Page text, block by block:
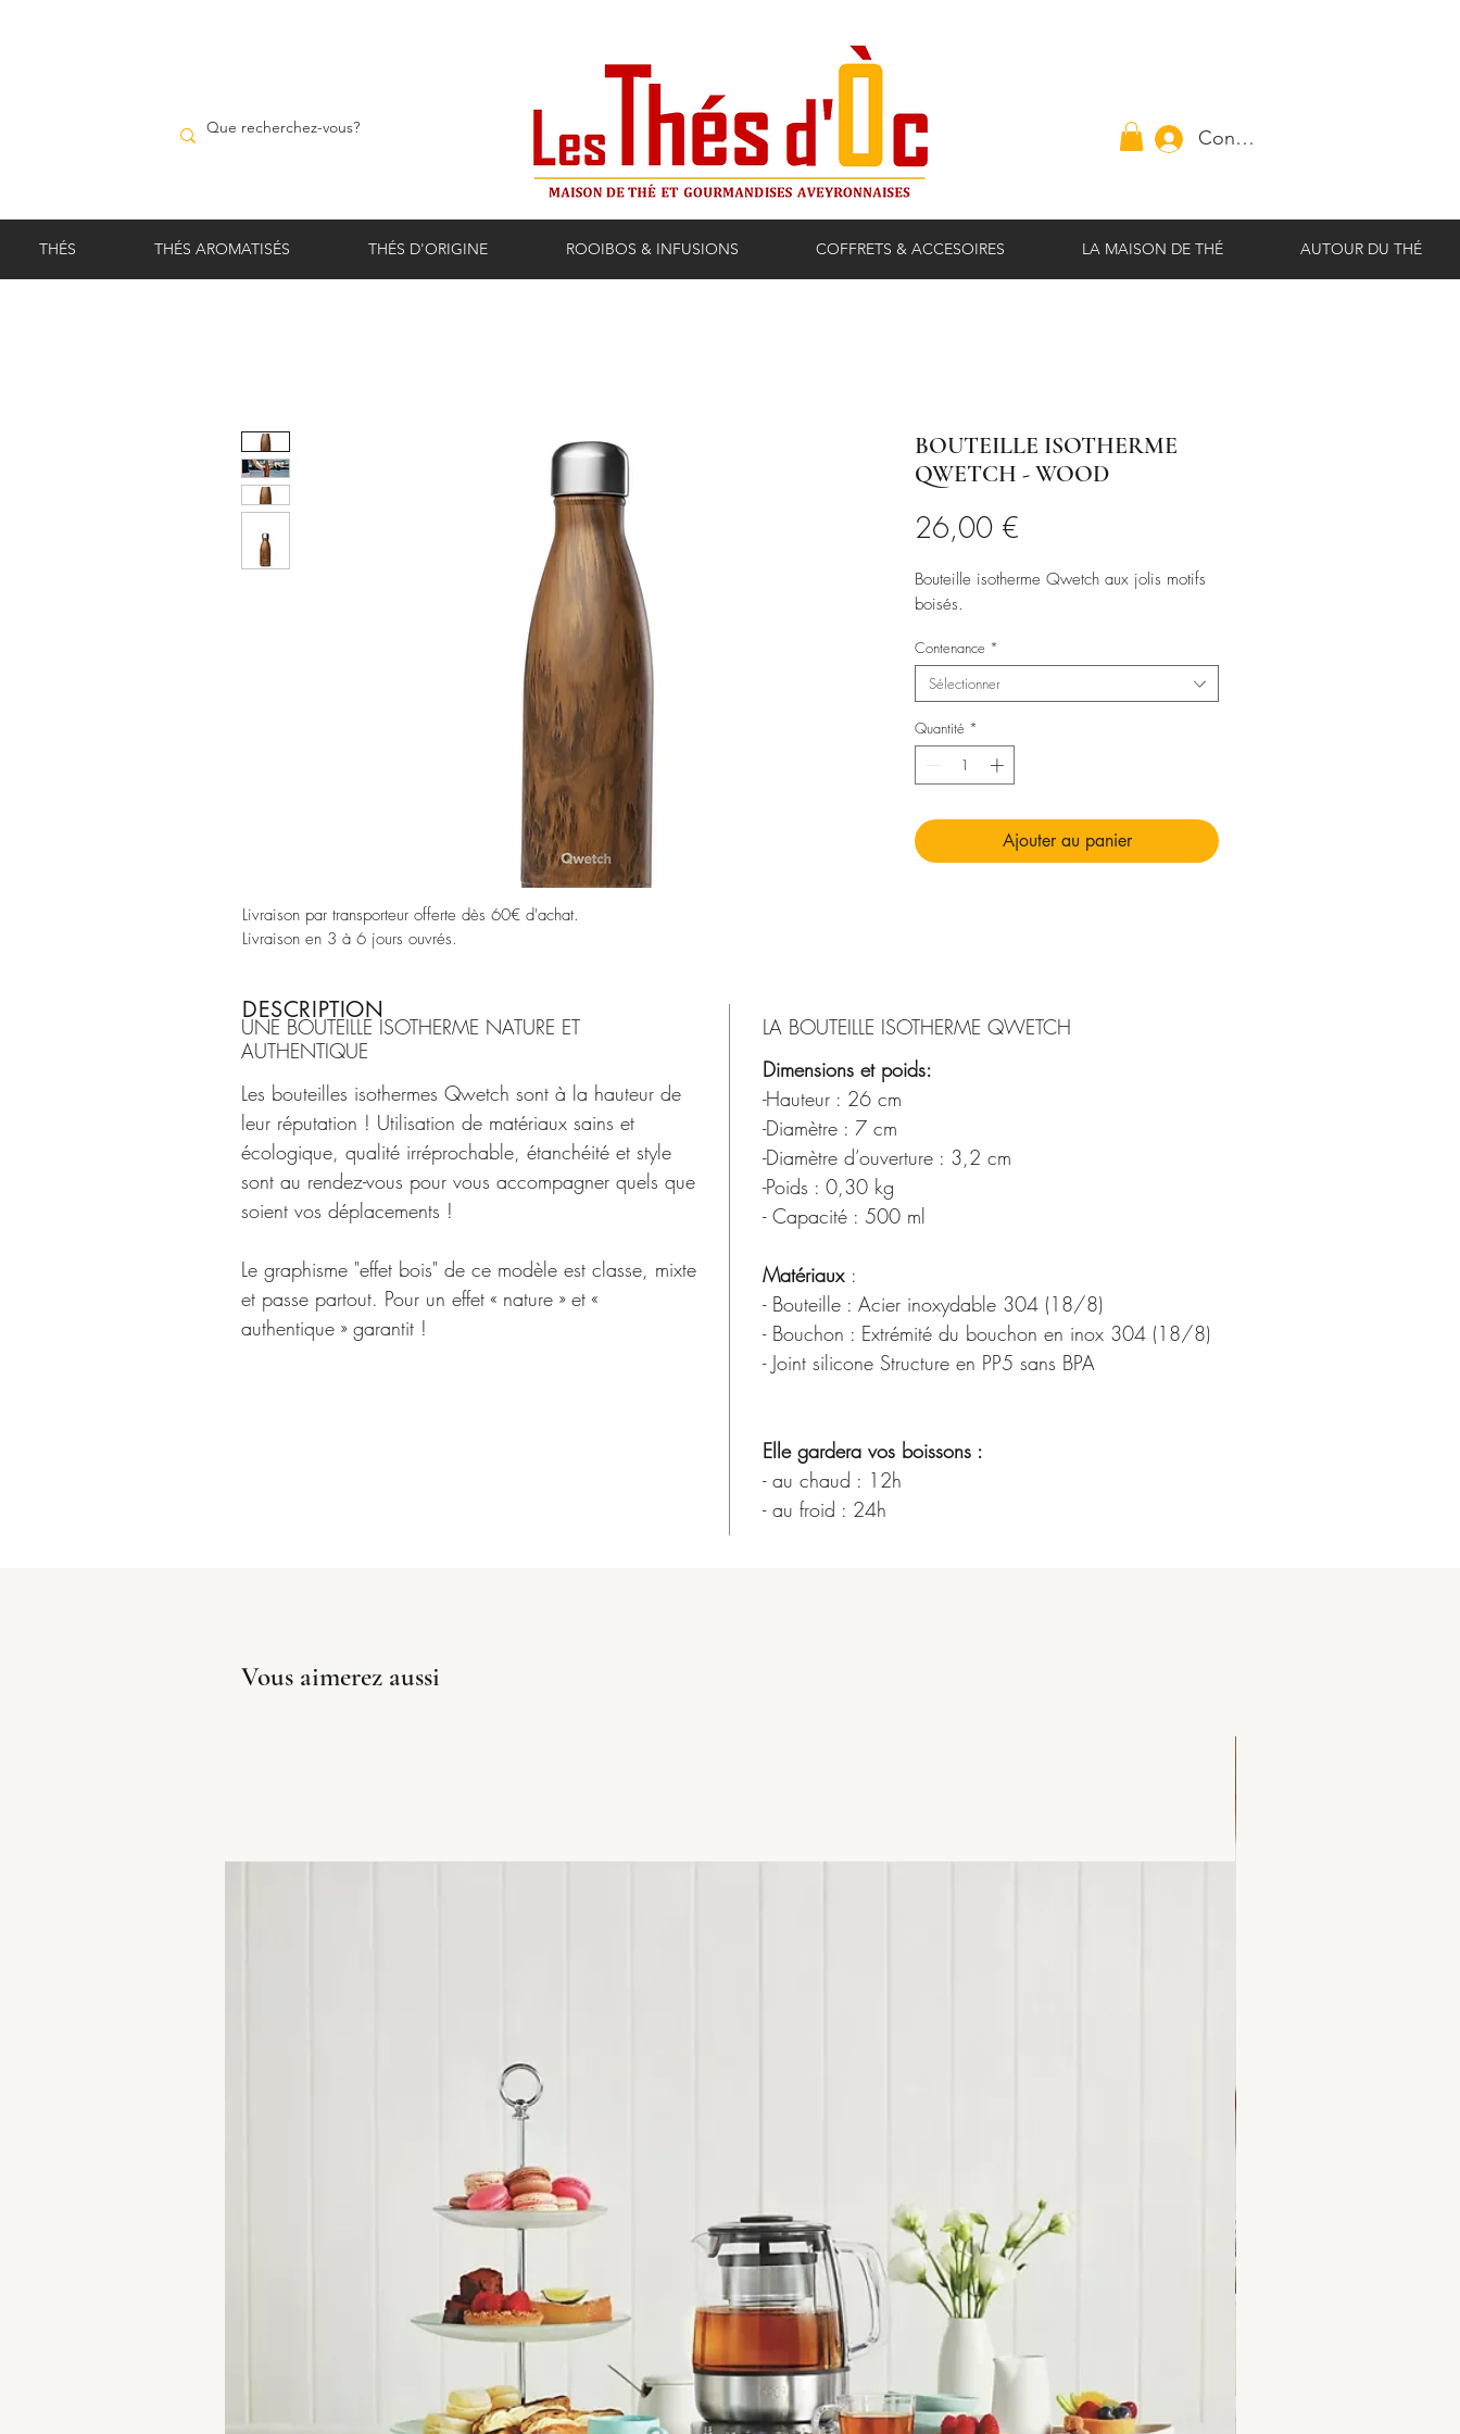
Connexion
THÉS THÉS AROMATISÉS THÉS D'ORIGINE ROOIBOS & INFUSIONS COFFRETS & ACCESOIRES LA MAISON DE THÉ AUTOUR DU THÉ
BOUTEILLE ISOTHERME
QWETCH - WOOD
26,00 €
Bouteille isotherme Qwetch aux jolis motifs
boisés.
Contenance *
Sélectionner
Quantité *
Ajouter au panier
UNE BOUTEILLE ISOTHERME NATURE ET
AUTHENTIQUE
Les bouteilles isothermes Qwetch sont à la hauteur de
leur réputation ! Utilisation de matériaux sains et
écologique, qualité irréprochable, étanchéité et style
sont au rendez-vous pour vous accompagner quels que
soient vos déplacements !
Le graphisme "effet bois" de ce modèle est classe, mixte
et passe partout. Pour un effet « nature » et «
authentique » garantit !
LA BOUTEILLE ISOTHERME QWETCH
Dimensions et poids:
-Hauteur : 26 cm
-Diamètre : 7 cm
-Diamètre d’ouverture : 3,2 cm
-Poids : 0,30 kg
- Capacité : 500 ml
Matériaux :
- Bouteille : Acier inoxydable 304 (18/8)
- Bouchon : Extrémité du bouchon en inox 304 (18/8)
- Joint silicone Structure en PP5 sans BPA
Elle gardera vos boissons :
- au chaud : 12h
- au froid : 24h
DESCRIPTION
Livraison par transporteur offerte dès 60€ d'achat.
Livraison en 3 à 6 jours ouvrés.
Vous aimerez aussi